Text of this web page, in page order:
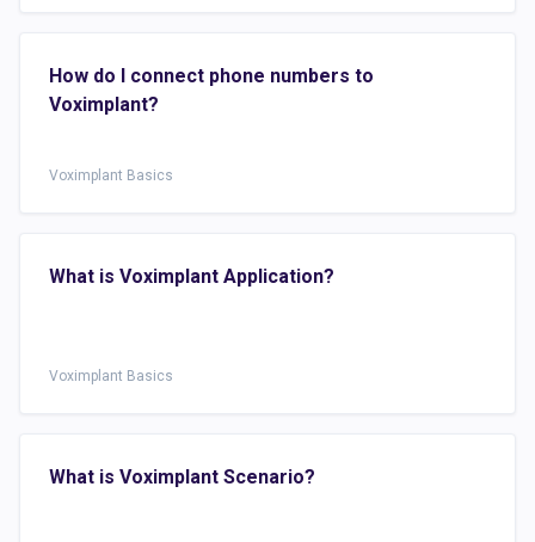
How do I connect phone numbers to
Voximplant?
Voximplant Basics
What is Voximplant Application?
Voximplant Basics
What is Voximplant Scenario?